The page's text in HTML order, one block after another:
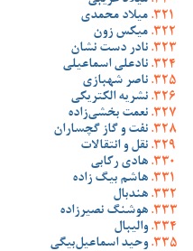
میلاد محمدی
میکس زون
نادر دست نشان
نادعلی اسماعیلی
ناصر شهبازی
نشریه الکتریکی
نعمت بخشی‌زاده
نفت و گاز گچساران
نقل و انتقالات
هادی رکابی
هاشم بیگ زاده
هندبال
هوشنگ نصیرزاده
والیبال
وحید اسماعیل‌بیگی